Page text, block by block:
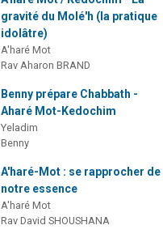
gravité du Molé'h (la pratique
idolâtre)
A'haré Mot
Rav Aharon BRAND
Benny prépare Chabbath -
Aharé Mot-Kedochim
Yeladim
Benny
A'haré-Mot : se rapprocher de
notre essence
A'haré Mot
Rav David SHOUSHANA